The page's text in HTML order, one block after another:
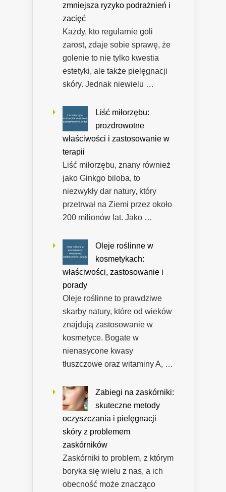
zmniejsza ryzyko podrażnień i
zacięć
Każdy, kto regularnie goli
zarost, zdaje sobie sprawę, że
golenie to nie tylko kwestia
estetyki, ale także pielęgnacji
skóry. Jednak niewielu …
Liść miłorzębu:
prozdrowotne
właściwości i zastosowanie w
terapii
Liść miłorzębu, znany również
jako Ginkgo biloba, to
niezwykły dar natury, który
przetrwał na Ziemi przez około
200 milionów lat. Jako …
Oleje roślinne w
kosmetykach:
właściwości, zastosowanie i
porady
Oleje roślinne to prawdziwe
skarby natury, które od wieków
znajdują zastosowanie w
kosmetyce. Bogate w
nienasycone kwasy
tłuszczowe oraz witaminy A, …
Zabiegi na zaskórniki:
skuteczne metody
oczyszczania i pielęgnacji
skóry z problemem
zaskórników
Zaskórniki to problem, z którym
boryka się wielu z nas, a ich
obecność może znacząco